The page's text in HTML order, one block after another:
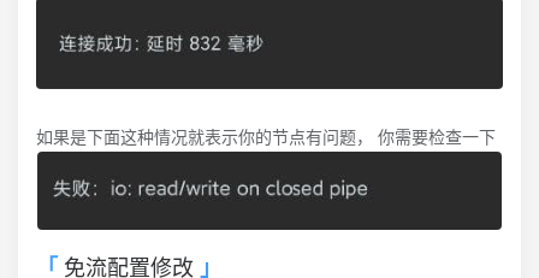
如果是下面这种情况就表示你的节点有问题， 你需要检查一下
免流配置修改